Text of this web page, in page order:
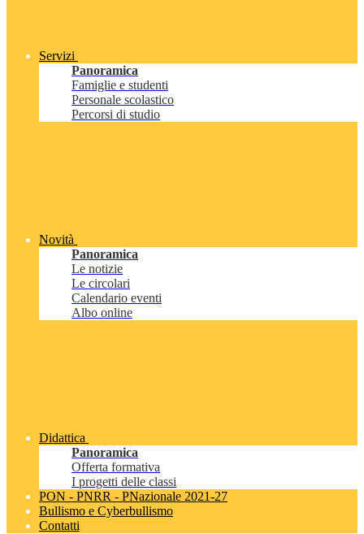
Servizi
Panoramica
Famiglie e studenti
Personale scolastico
Percorsi di studio
Novità
Panoramica
Le notizie
Le circolari
Calendario eventi
Albo online
Didattica
Panoramica
Offerta formativa
I progetti delle classi
PON - PNRR - PNazionale 2021-27
Bullismo e Cyberbullismo
Contatti